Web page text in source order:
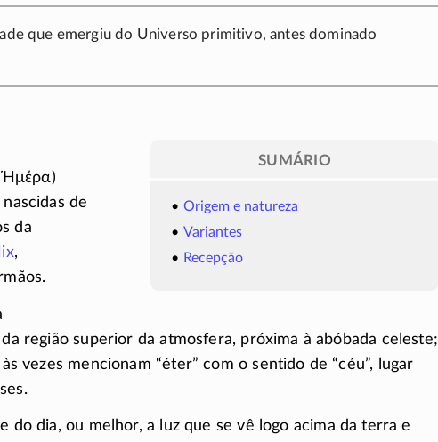
que emergiu do Universo primitivo, antes dominado
SUMÁRIO
Origem e natureza
Variantes
Recepção
Ἡμέρα)
de
da
,
região superior da atmosfera, próxima à abóbada celeste;
vezes mencionam “éter” com o sentido de “céu”, lugar
do dia, ou melhor, a luz que se vê logo acima da terra e